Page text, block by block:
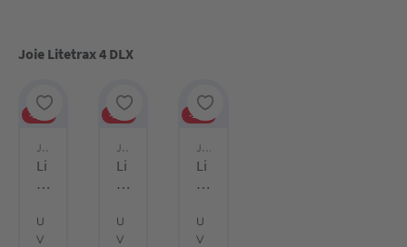
Joie Litetrax 4 DLX
-16%
Joie
Li
te
ax
™
U
V
-16%
Joie
Li
te
ax
™
U
V
-16%
Joie
Li
te
ax
™
U
V